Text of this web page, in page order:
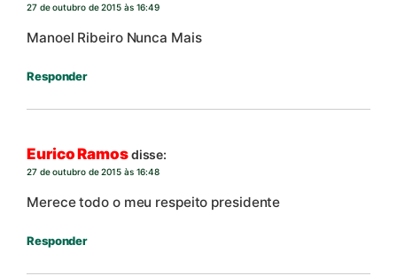
27 de outubro de 2015 às 16:49
Manoel Ribeiro Nunca Mais
Responder
Eurico Ramosdisse:
27 de outubro de 2015 às 16:48
Merece todo o meu respeito presidente
Responder